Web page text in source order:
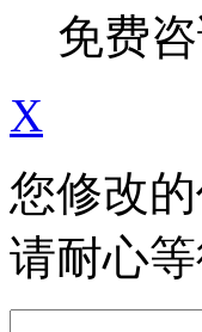
免费
X
您修改
请耐心